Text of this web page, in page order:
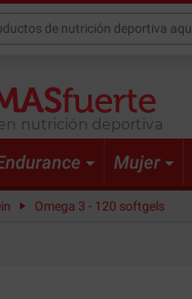
nutrición deportiva
Mujer
Omega 3 - 120 softgels